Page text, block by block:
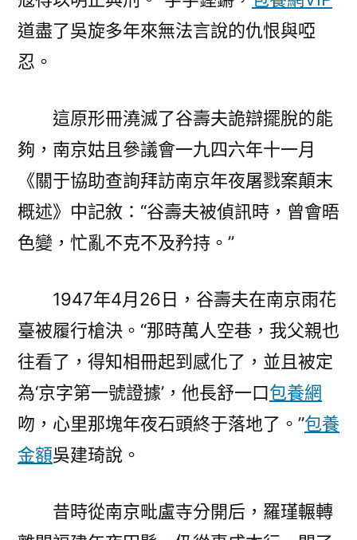
道盡了吳旋多年來無法言說的仇恨與啞
忍。
這原形冊澆滅了谷壽夫詭辯擺脫的能
夠，南京姑且參議會一九四六年十一月
《關于協助查詢拜訪南京年夜屠戮案顛末
概述》中記敘：“谷壽夫被偵訊時，曾會晤
色變，忙亂不克不及矜持。”
1947年4月26日，谷壽夫在南京雨花
臺被履行槍決。“那時萬人空巷，我父親也
往看了，得知相冊起到感化了，並且被定
為‘京字第一號證據’，他長舒一口包養網
吻，心里那塊年夜石頭終于落地了。”包養
金額吳建琦說。
昔時從南京毗盧寺分開后，羅瑾輾轉